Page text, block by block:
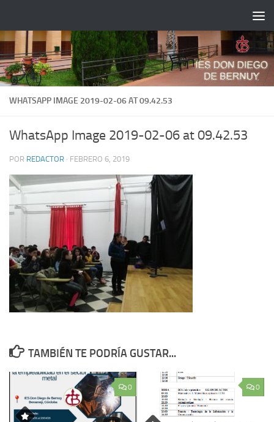
WHATSAPP IMAGE 2019-02-06 AT 09.42.53
WhatsApp Image 2019-02-06 at 09.42.53
POR REDACTOR · FEBRERO 6, 2019
TAMBIÉN TE PODRÍA GUSTAR...
0 0